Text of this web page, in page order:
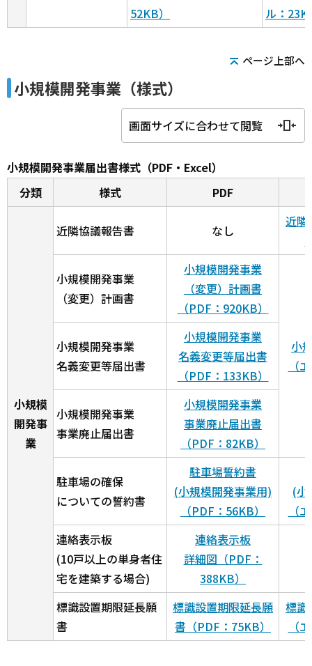
52KB）
ル：
ページ上部へ
小規模開発事業（様式）
画面サイズに合わせて閲覧
小規模開発事業届出書様式（PDF・Excel）
分類
様式 PDF
小規模
開発事
業
近隣協議報告書 なし
近隣
小規模開発事業
（変更）計画書
小規模開発事業
（変更）計画書
（PDF：920KB）
小
（
小規模開発事業
名義変更等届出書
小規模開発事業
名義変更等届出書
（PDF：133KB）
小規模開発事業
事業廃止届出書
小規模開発事業
事業廃止届出書
（PDF：82KB）
駐車場の確保
についての誓約書
駐車場誓約書
(小規模開発事業用)
（PDF：56KB）
(小
（
連絡表示板
(10戸以上の単身者住
宅を建築する場合)
連絡表示板
詳細図（PDF：
388KB）
標識設置期限延長願
書
標識設置期限延長願
書（PDF：75KB）
標識
（